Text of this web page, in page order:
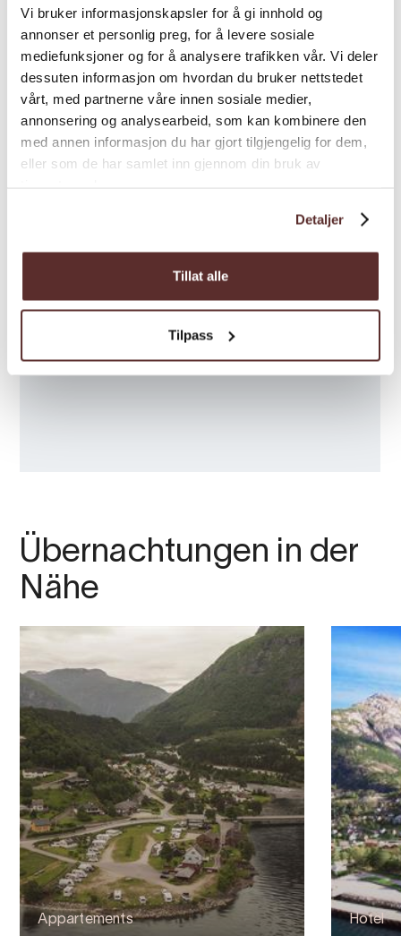
Vi bruker informasjonskapsler for å gi innhold og
annonser et personlig preg, for å levere sosiale
mediefunksjoner og for å analysere trafikken vår. Vi deler
dessuten informasjon om hvordan du bruker nettstedet
vårt, med partnerne våre innen sosiale medier,
annonsering og analysearbeid, som kan kombinere den
med annen informasjon du har gjort tilgjengelig for dem,
eller som de har samlet inn gjennom din bruk av
Detaljer
Tillat alle
Tilpass
Aufstieg insgesamt:550 Hm
Dauer:3 - 4 Std
Saison:Mai - Oktober
Sind Sie in Eidfjord ohne Auto unterwegs? Mieten
Sie ein Auto beiEidfjord Autorent.
Übernachtungen in der
Nähe
Appartements Hotel